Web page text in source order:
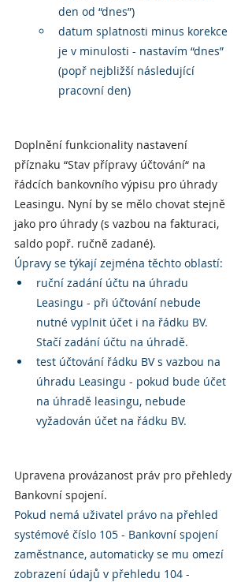
den od “dnes”)
datum splatnosti minus korekce
je v minulosti - nastavím “dnes”
(popř nejbližší následující
pracovní den)
Doplnění funkcionality nastavení
příznaku “Stav přípravy účtování“ na
řádcích bankovního výpisu pro úhrady
Leasingu. Nyní by se mělo chovat stejně
jako pro úhrady (s vazbou na fakturaci,
saldo popř. ručně zadané).
Úpravy se týkají zejména těchto oblastí:
ruční zadání účtu na úhradu
Leasingu - při účtování nebude
nutné vyplnit účet i na řádku BV.
Stačí zadání účtu na úhradě.
test účtování řádku BV s vazbou na
úhradu Leasingu - pokud bude účet
na úhradě leasingu, nebude
vyžadován účet na řádku BV.
Upravena provázanost práv pro přehledy
Bankovní spojení.
Pokud nemá uživatel právo na přehled
systémové číslo 105 - Bankovní spojení
zaměstnance, automaticky se mu omezí
zobrazení údajů v přehledu 104 -